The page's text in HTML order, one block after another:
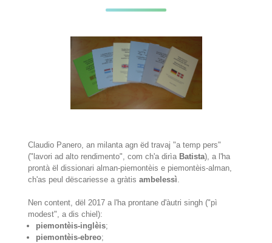
Claudio Panero, an milanta agn ëd travaj "a temp pers"
("lavori ad alto rendimento", com ch'a dirìa Batista), a l'ha
prontà ël dissionari alman-piemontèis e piemontèis-alman,
ch'as peul dëscariesse a gràtisambelessì
Nen content, dël 2017 a l'ha prontane d'àutri singh ("pì
modest", a dis chiel):
piemontèis-inglèis;
piemontèis-ebreo;